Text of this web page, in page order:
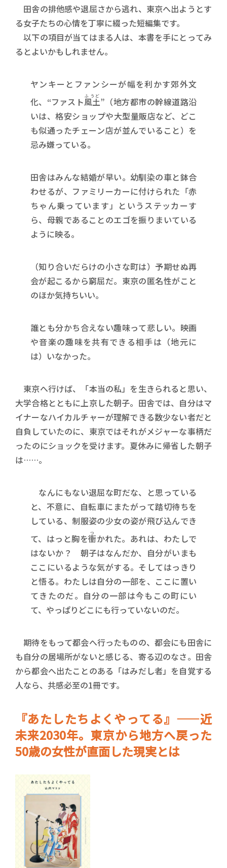
田舎の排他感や退屈さから逃れ、東京へ出ようとす
る女子たちの心情を丁寧に綴った短編集です。
以下の項目が当てはまる人は、本書を手にとってみ
るとよいかもしれません。
ヤンキーとファンシーが幅を利かす郊外文
化、“ファスト風土
ふうど ”（地方都市の幹線道路沿
いは、格安ショップや大型量販店など、どこ
も似通ったチェーン店が並んでいること）を
忌み嫌っている。
田舎はみんな結婚が早い。幼馴染の車と鉢合
わせるが、ファミリーカーに付けられた「赤
ちゃん乗っています」というステッカーす
ら、母親であることのエゴを振りまいている
ように映る。
（知り合いだらけの小さな町は）予期せぬ再
会が起こるから窮屈だ。東京の匿名性がこと
のほか気持ちいい。
誰とも分かち合えない趣味って悲しい。映画
や音楽の趣味を共有できる相手は（地元に
は）いなかった。
東京へ行けば、「本当の私」を生きられると思い、
大学合格とともに上京した朝子。田舎では、自分はマ
イナーなハイカルチャーが理解できる数少ない者だと
自負していたのに、東京ではそれがメジャーな事柄だ
ったのにショックを受けます。夏休みに帰省した朝子
は……。
なんにもない退屈な町だな、と思っている
と、不意に、自転車にまたがって踏切待ちを
している、制服姿の少女の姿が飛び込んでき
て、はっと胸を衝
つ
かれた。あれは、わたしで
はないか？ 朝子はなんだか、自分がいまも
ここにいるような気がする。そしてはっきり
と悟る。わたしは自分の一部を、ここに置い
てきたのだ。自分の一部は今もこの町にい
て、やっぱりどこにも行っていないのだ。
期待をもって都会へ行ったものの、都会にも田舎に
も自分の居場所がないと感じる、寄る辺のなさ。田舎
から都会へ出たことのある「はみだし者」を自覚する
人なら、共感必至の1冊です。
『あたしたちよくやってる』――近
未来2030年。東京から地方へ戻った
50歳の女性が直面した現実とは